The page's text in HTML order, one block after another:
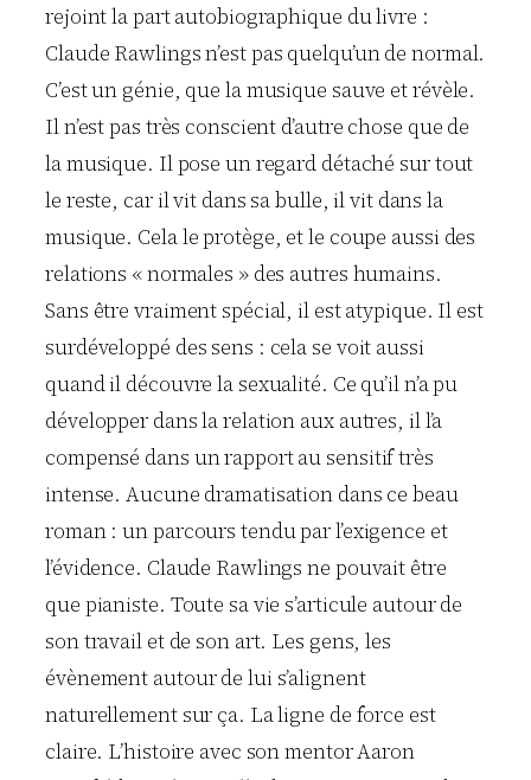
rejoint la part autobiographique du livre :
Claude Rawlings n’est pas quelqu’un de normal.
C’est un génie, que la musique sauve et révèle.
Il n’est pas très conscient d’autre chose que de
la musique. Il pose un regard détaché sur tout
le reste, car il vit dans sa bulle, il vit dans la
musique. Cela le protège, et le coupe aussi des
relations « normales » des autres humains.
Sans être vraiment spécial, il est atypique. Il est
surdéveloppé des sens : cela se voit aussi
quand il découvre la sexualité. Ce qu’il n’a pu
développer dans la relation aux autres, il l’a
compensé dans un rapport au sensitif très
intense. Aucune dramatisation dans ce beau
roman : un parcours tendu par l’exigence et
l’évidence. Claude Rawlings ne pouvait être
que pianiste. Toute sa vie s’articule autour de
son travail et de son art. Les gens, les
évènement autour de lui s’alignent
naturellement sur ça. La ligne de force est
claire. L’histoire avec son mentor Aaron